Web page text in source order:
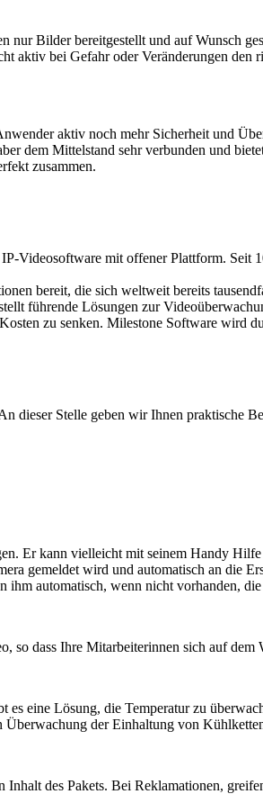
Bilder bereitgestellt und auf Wunsch
aktiv bei Gefahr oder Veränderungen
aktiv noch mehr Sicherheit und
dem Mittelstand sehr verbunden und
zusammen.
Videosoftware mit offener Plattform. Seit
bereit, die sich weltweit bereits
führende Lösungen zur
zu senken. Milestone Software
dieser Stelle geben wir Ihnen praktische
Er kann vielleicht mit seinem Handy
gemeldet wird und automatisch an die
ihm automatisch, wenn nicht vorhanden,
so dass Ihre Mitarbeiterinnen sich auf
eine Lösung, die Temperatur zu
Überwachung der Einhaltung von
des Pakets. Bei Reklamationen,